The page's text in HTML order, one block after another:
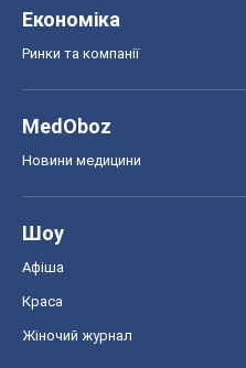
Економіка
Ринки та компанії
MedOboz
Новини медицини
Шоу
Афіша
Краса
Жіночий журнал